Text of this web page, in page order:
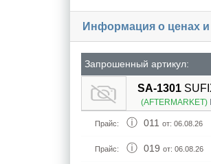
Информация о ценах и
Запрошенный артикул:
SA-1301
(AFTERMARKET)
Прайс: 011 от: 06.08.26
Прайс: 019 от: 06.08.26